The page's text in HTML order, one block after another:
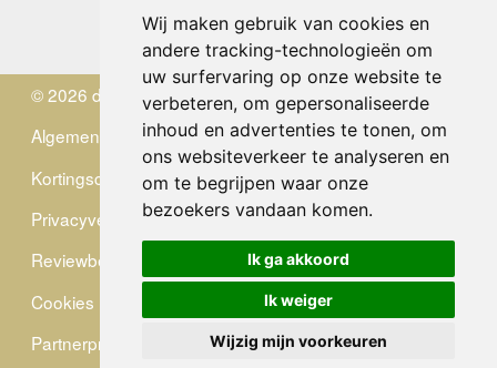
Wij maken gebruik van cookies en
andere tracking-technologieën om
uw surfervaring op onze website te
verbeteren, om gepersonaliseerde
inhoud en advertenties te tonen, om
ons websiteverkeer te analyseren en
om te begrijpen waar onze
bezoekers vandaan komen.
Ik ga akkoord
Ik weiger
Wijzig mijn voorkeuren
Zaterdag
gesloten
Zondag gesloten
© 2026 de Zwerver
Algemene Voorwaarden
Kortingscode
Privacyverklaring
Reviewbeleid
Cookies
Partnerprogramma